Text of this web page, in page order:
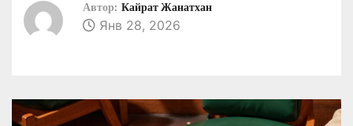
Автор: Кайрат Жанатхан
Янв 28, 2026